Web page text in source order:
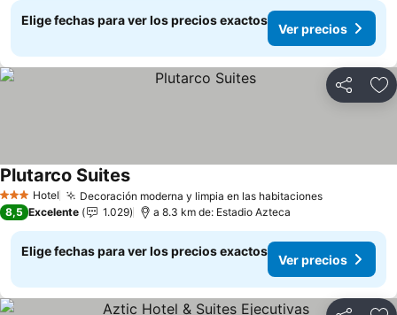
Elige fechas para ver los precios exactos
Ver precios
Compartir
3 Estrellas
Hotel Decoración moderna y limpia en las habitacionesVer precios
Plutarco SuitesVer precios
8,5 Excelente 1.029 a 8.3 km de: Estadio Azteca
Elige fechas para ver los precios exactos
Ver precios